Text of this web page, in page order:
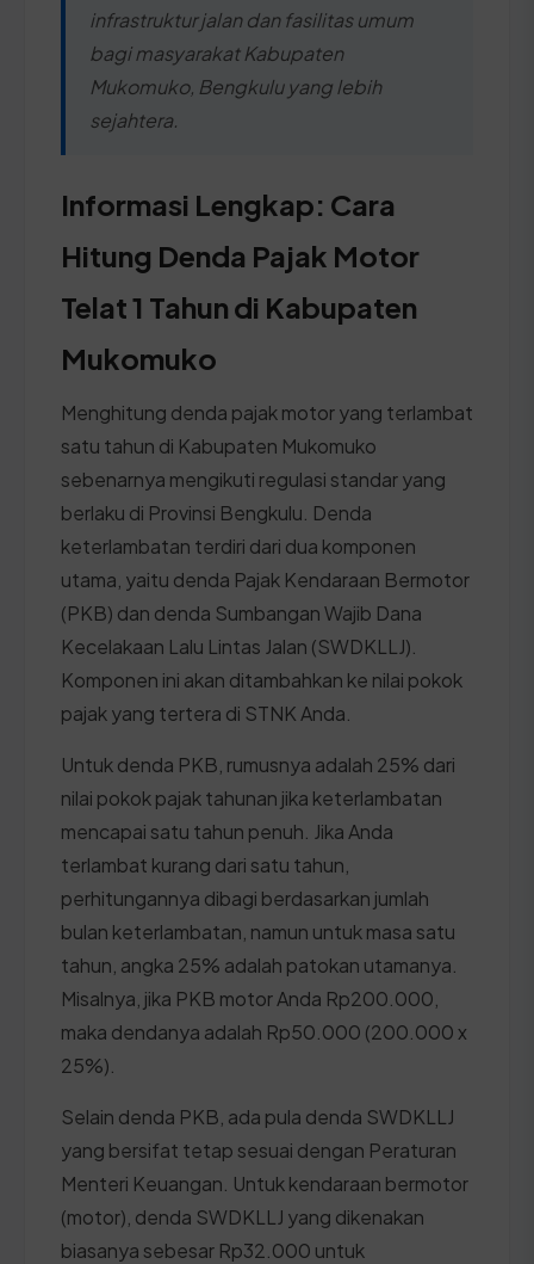
infrastruktur jalan dan fasilitas umum
bagi masyarakat Kabupaten
Mukomuko, Bengkulu yang lebih
sejahtera.
Informasi Lengkap: Cara
Hitung Denda Pajak Motor
Telat 1 Tahun di Kabupaten
Mukomuko
Menghitung denda pajak motor yang terlambat
satu tahun di Kabupaten Mukomuko
sebenarnya mengikuti regulasi standar yang
berlaku di Provinsi Bengkulu. Denda
keterlambatan terdiri dari dua komponen
utama, yaitu denda Pajak Kendaraan Bermotor
(PKB) dan denda Sumbangan Wajib Dana
Kecelakaan Lalu Lintas Jalan (SWDKLLJ).
Komponen ini akan ditambahkan ke nilai pokok
pajak yang tertera di STNK Anda.
Untuk denda PKB, rumusnya adalah 25% dari
nilai pokok pajak tahunan jika keterlambatan
mencapai satu tahun penuh. Jika Anda
terlambat kurang dari satu tahun,
perhitungannya dibagi berdasarkan jumlah
bulan keterlambatan, namun untuk masa satu
tahun, angka 25% adalah patokan utamanya.
Misalnya, jika PKB motor Anda Rp200.000,
maka dendanya adalah Rp50.000 (200.000 x
25%).
Selain denda PKB, ada pula denda SWDKLLJ
yang bersifat tetap sesuai dengan Peraturan
Menteri Keuangan. Untuk kendaraan bermotor
(motor), denda SWDKLLJ yang dikenakan
biasanya sebesar Rp32.000 untuk